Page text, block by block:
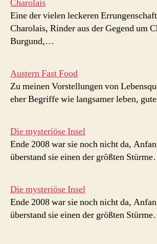
Charolais
Eine der vielen leckeren
Charolais, Rinder aus der Gegend um
Burgund,…
Austern Fast Food
Zu meinen Vorstellungen von
eher Begriffe wie langsamer leben,
Die mysteriöse Insel
Ende 2008 war sie noch nicht da,
überstand sie einen der größten
Die mysteriöse Insel
Ende 2008 war sie noch nicht da,
überstand sie einen der größten